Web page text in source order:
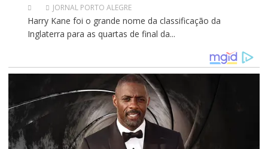
JORNAL PORTO ALEGRE
Harry Kane foi o grande nome da classificação da
Inglaterra para as quartas de final da...